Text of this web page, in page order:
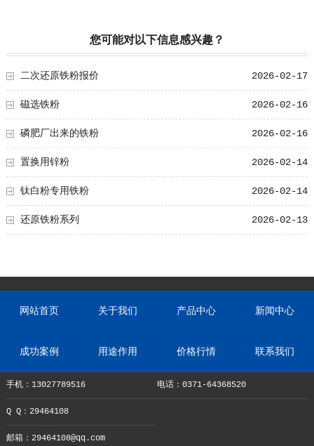
您可能对以下信息感兴趣？
2026-02-17
二次还原铁粉报价
2026-02-16
磁选铁粉
2026-02-16
磷肥厂出来的铁粉
2026-02-14
置换用锌粉
2026-02-14
钛白粉专用铁粉
2026-02-13
还原铁粉系列
网站首页 关于我们 产品中心 新闻中心
成功案例 用途作用 价格行情 联系我们
手机：13027789516 电话：0371-64368520
Q Q：29464108
邮箱：29464108@qq.com